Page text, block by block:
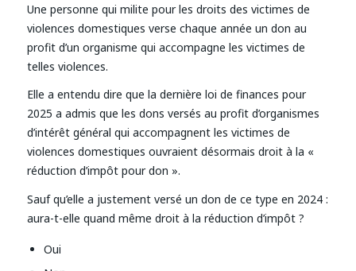
Une personne qui milite pour les droits des victimes de
violences domestiques verse chaque année un don au
profit d’un organisme qui accompagne les victimes de
telles violences.
Elle a entendu dire que la dernière loi de finances pour
2025 a admis que les dons versés au profit d’organismes
d’intérêt général qui accompagnent les victimes de
violences domestiques ouvraient désormais droit à la «
réduction d’impôt pour don ».
Sauf qu’elle a justement versé un don de ce type en 2024 :
aura-t-elle quand même droit à la réduction d’impôt ?
Oui